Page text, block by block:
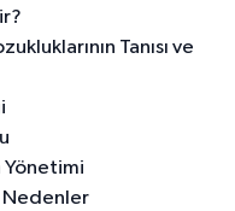
Tanısı ve
Nedenler